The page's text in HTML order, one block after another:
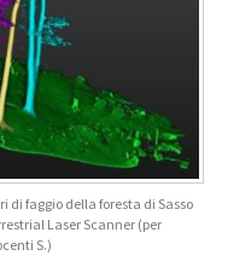
faggio della foresta di Sasso
Laser Scanner (per
S.)